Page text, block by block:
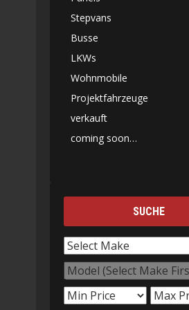
Stepvans
Busse
LKWs
Wohnmobile
Projektfahrzeuge
verkauft
coming soon…
SUCHE